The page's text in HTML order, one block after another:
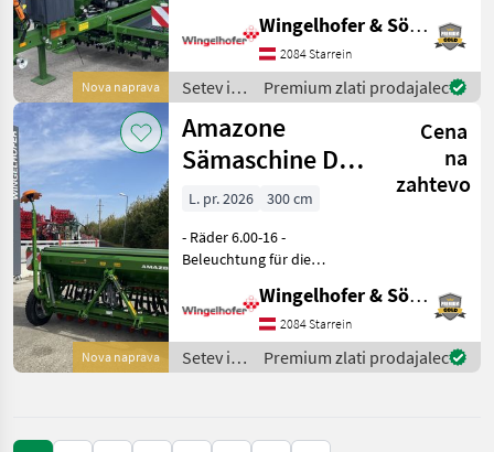
Nova naprava
Straßenfahrt -
Fahrwerksschwinge für
TwinTec plus 12, 5cm -
Teleskopdeichsel -
Zugtravers
Wingelhofer & Söhne GmbH
2084 Starrein
Setev in
nega /
Amazone
Premium zlati prodajalec
Nova naprava
Amazone
Sämaschine D9
3000 super
Cena
na
zahtevo
L. pr. 2026
300 cm
- Räder 6.00-16 -
Beleuchtung für die
Schare - manuelle
Schardruckverstellung -
Tiefenführungsscheibe
Control 25 zu kurzen RoTec-
Wingelhofer & Söhne GmbH
2084 Starrein
Setev in
nega /
Premium zlati prodajalec